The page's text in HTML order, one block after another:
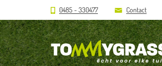
0485 - 330477 Contact